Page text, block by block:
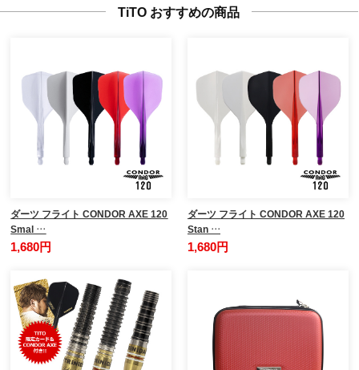
TiTO おすすめの商品
ダーツ フライト CONDOR AXE 120
Smal …
1,680円
ダーツ フライト CONDOR AXE 120
Stan …
1,680円